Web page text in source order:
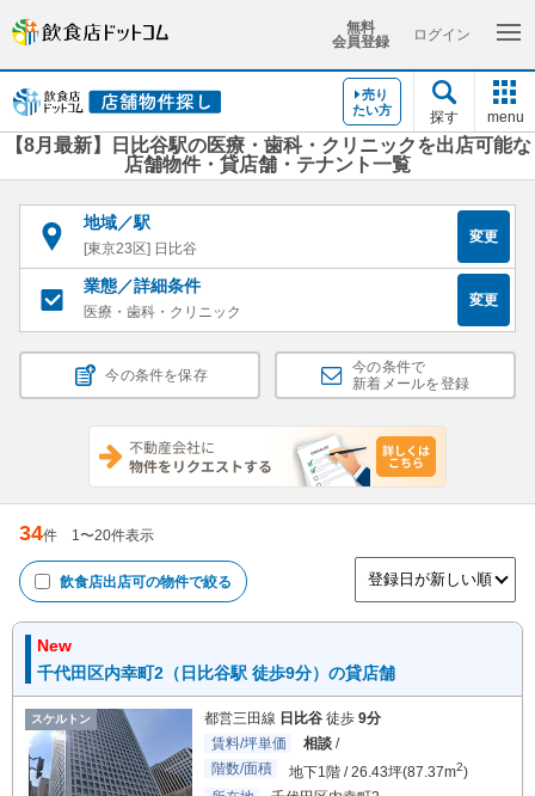
無料
会員登録
ログイン
売り
たい方
探す menu
【8月最新】日比谷駅の医療・歯科・クリニックを出店可能な
店舗物件・貸店舗・テナント一覧
地域／駅
[東京23区] 日比谷
変更
業態／詳細条件
医療・歯科・クリニック
変更
今の条件を保存
今の条件で
新着メールを登録
34件 1〜20件表示
飲食店出店可の物件で絞る
New
千代田区内幸町2（日比谷駅 徒歩9分）の貸店舗
スケルトン 都営三田線 日比谷 徒歩 9分
賃料/坪単価
相談 /
階数/面積
地下1階 / 26.43坪(87.37m2)